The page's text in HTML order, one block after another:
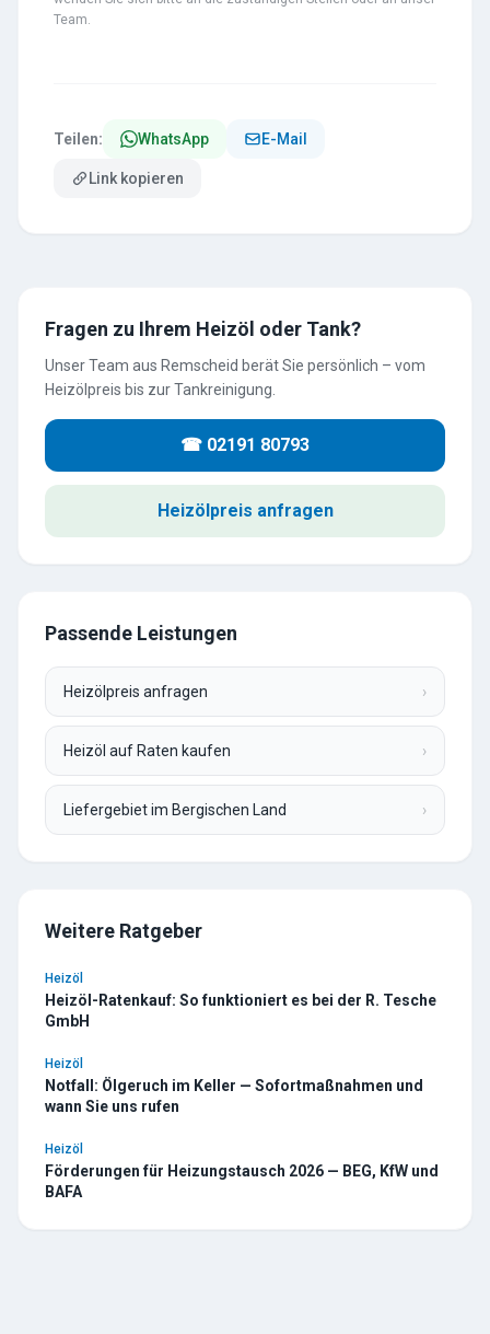
Team.
Teilen: WhatsApp E-Mail
Link kopieren
Fragen zu Ihrem Heizöl oder Tank?
Unser Team aus Remscheid berät Sie persönlich – vom
Heizölpreis bis zur Tankreinigung.
☎ 02191 80793
Heizölpreis anfragen
Passende Leistungen
Heizölpreis anfragen ›
Heizöl auf Raten kaufen ›
Liefergebiet im Bergischen Land ›
Weitere Ratgeber
Heizöl
Heizöl-Ratenkauf: So funktioniert es bei der R. Tesche
GmbH
Heizöl
Notfall: Ölgeruch im Keller — Sofortmaßnahmen und
wann Sie uns rufen
Heizöl
Förderungen für Heizungstausch 2026 — BEG, KfW und
BAFA